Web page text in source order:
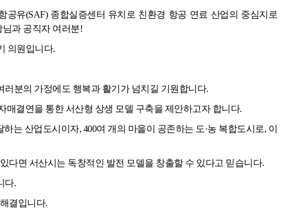
공유(SAF) 종합실증센터 유치로 친환경 항공 연료 산업의 중심지로
과 공직자 여러분!
의원입니다.
분의 가정에도 행복과 활기가 넘치길 기원합니다.
매결연을 통한 서산형 상생 모델 구축을 제안하고자 합니다.
는 산업도시이자, 400여 개의 마을이 공존하는 도·농 복합도시로, 이
다면 서산시는 독창적인 발전 모델을 창출할 수 있다고 믿습니다.
다.
결입니다.